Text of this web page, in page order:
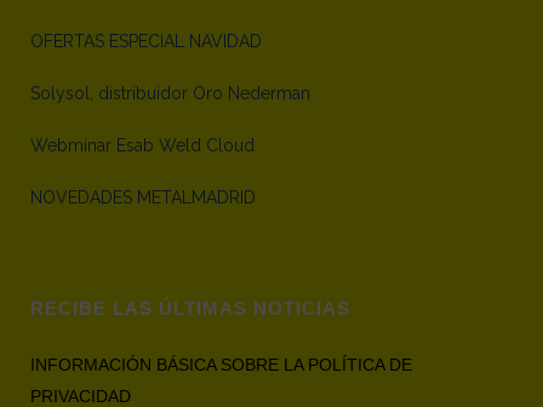
OFERTAS ESPECIAL NAVIDAD
Solysol, distribuidor Oro Nederman
Webminar Esab Weld Cloud
NOVEDADES METALMADRID
RECIBE LAS ÚLTIMAS NOTICIAS
INFORMACIÓN BÁSICA SOBRE LA POLÍTICA DE
PRIVACIDAD